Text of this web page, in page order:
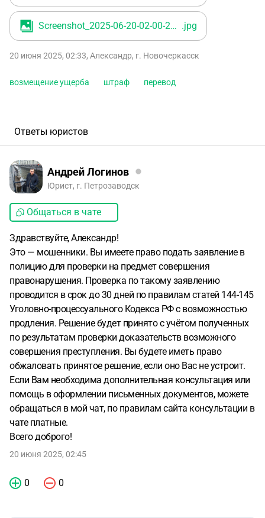
имеющего лицензию VASP и завтра будет со мной
говорить о дальнейших действиях, никаких договоров он
не предоставлял об его услугах, ни скриншотов для этого
15-20% от суммы которую он сможет вывести, просто все
на словах, все это дело он сделал за 3 дня, скажите что
мне дальше делать и верить ему или нет
Screenshot_2025-06-20-02-00-22-90_99c04817c0de5652397fc8b56c3b3817 .jpg
20 июня 2025, 02:33, Александр, г. Новочеркасск
возмещение ущерба штраф перевод
Ответы юристов
Андрей Логинов
Юрист, г. Петрозаводск
Общаться в чате
Здравствуйте, Александр!
Это — мошенники. Вы имеете право подать заявление в
полицию для проверки на предмет совершения
правонарушения. Проверка по такому заявлению
проводится в срок до 30 дней по правилам статей 144-145
Уголовно-процессуального Кодекса РФ с возможностью
продления. Решение будет принято с учётом полученных
по результатам проверки доказательств возможного
совершения преступления. Вы будете иметь право
обжаловать принятое решение, если оно Вас не устроит.
Если Вам необходима дополнительная консультация или
помощь в оформлении письменных документов, можете
обращаться в мой чат, по правилам сайта консультации в
чате платные.
Всего доброго!
20 июня 2025, 02:45
0 0